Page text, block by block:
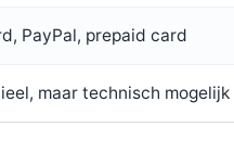
PayPal, prepaid card
maar technisch mogelijk